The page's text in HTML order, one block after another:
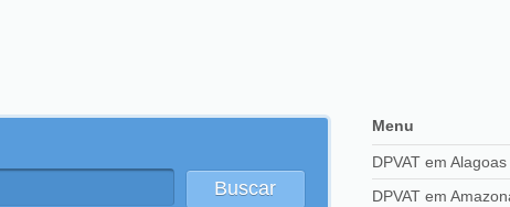
Buscar
Menu
DPVAT em Alagoas
DPVAT em